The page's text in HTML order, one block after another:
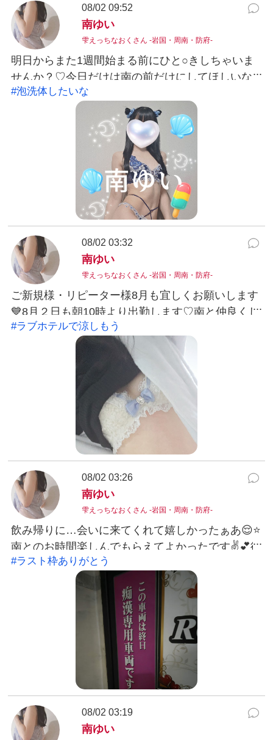
08/02 09:52
南ゆい
雫えっちなおくさん -岩国・周南・防府-
明日からまた1週間始まる前にひと○きしちゃいま
せんか？♡今日だけは南の前だけにしてほしいな
🤫♡これからお会いしてね💕#泡洗体したいな南ゆ
#泡洗体したいな
08/02 03:32
南ゆい
雫えっちなおくさん -岩国・周南・防府-
ご新規様・リピーター様8月も宜しくお願いします
💙8月２日も朝10時より出勤します♡南と仲良くし
てもらえると嬉しい😃💕ので楽しかったらリピー
トしてね🫧お話もだ～いすきだからいろんなお話
もできたらいいな☕💕#ラブホテルで涼しもう🏩南
#ラブホテルで涼しもう
08/02 03:26
南ゆい
雫えっちなおくさん -岩国・周南・防府-
飲み帰りに…会いに来てくれて嬉しかったぁあ😌⭐
南とのお時間楽しんでもらえてよかったです✌💕徳
山にはたまにしか来ないって言ってたので今夜は
とても特別なお部屋に呼んでもらえて良い機会で
した♡またお会いできるタイミングあればいいな
～と楽しみに待ってみる南🧸🎀✨#ラスト枠ありが
とう♡非日常ありがとうございまし
た！！！！！！南ゆい
#ラスト枠ありがとう
08/02 03:19
南ゆい